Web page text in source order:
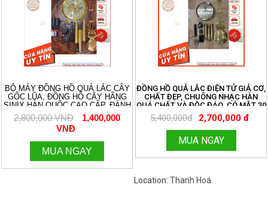
BỘ MÁY ĐỒNG HỒ QUẢ LẮC CÂY
GỐC LŨA, ĐỒNG HỒ CÂY HÃNG
SINIX HÀN QUỐC CAO CẤP, ĐÁNH
3 BẢN NHẠC CHUÔNG CỔ ĐIỂN
AVEMARIA, WESTMINTER, ĐIỂM
CHUÔNG. ÂM THANH DU DƯƠNG
CM. 096.188.2921
2,800,000 VNĐ
1,400,000
VNĐ
MUA NGAY
ĐỒNG HỒ QUẢ LẮC ĐIỆN TỬ GIẢ CƠ,
CHẤT ĐẸP, CHUÔNG NHẠC HÀN
QUÁ CHẤT VÀ ĐỘC ĐÁO. CÓ MẶT 30
VÀ 32 ĐỦ BỘ
5,400,000đ 2,700,000 đ
MUA NGAY
Location: Thanh Hoá